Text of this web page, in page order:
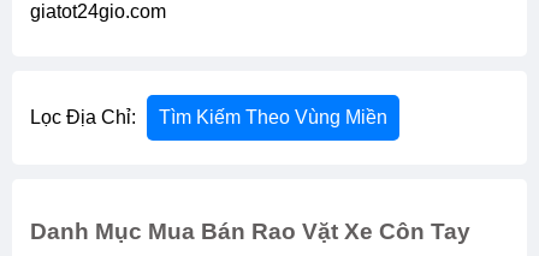
giatot24gio.com
Lọc Địa Chỉ: Tìm Kiếm Theo Vùng Miền
Danh Mục Mua Bán Rao Vặt Xe Côn Tay